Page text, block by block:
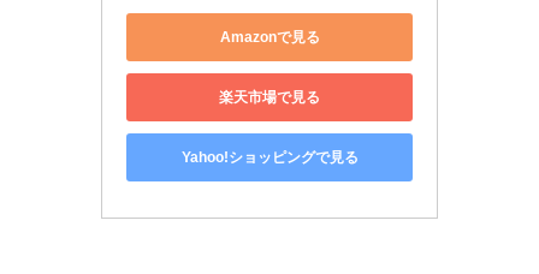
Amazonで見る
楽天市場で見る
Yahoo!ショッピングで見る